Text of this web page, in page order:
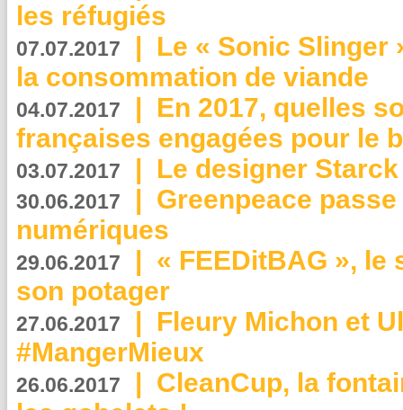
les réfugiés
07.07.2017 | Le « Sonic Slinger
la consommation de viande
04.07.2017 | En 2017, quelles
françaises engagées pour le
03.07.2017 | Le designer
30.06.2017 | Greenpeace
numériques
29.06.2017 | « FEEDitBAG », le
son potager
27.06.2017 | Fleury Michon et
#MangerMieux
26.06.2017 | CleanCup, la